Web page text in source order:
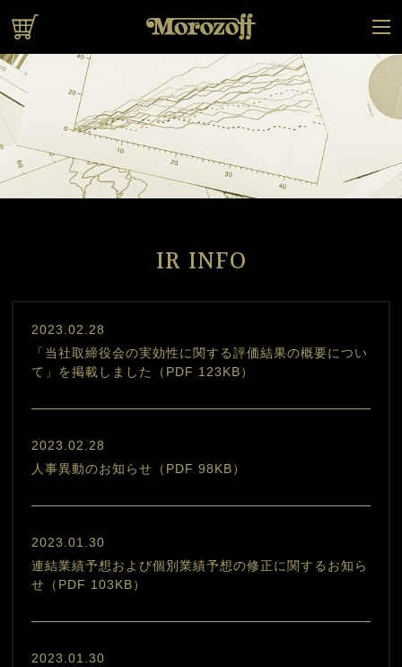
IR INFO
2023.02.28
「当社取締役会の実効性に関する評価結果の概要につい
て」を掲載しました（PDF 123KB）
2023.02.28
人事異動のお知らせ（PDF 98KB）
2023.01.30
連結業績予想および個別業績予想の修正に関するお知ら
せ（PDF 103KB）
2023.01.30